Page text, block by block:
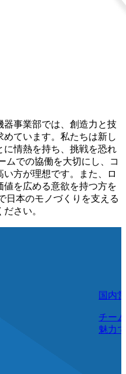
器事業部では、創造力と技
ています。私たちは新し
に情熱を持ち、挑戦を恐れ
ムでの協働を大切にし、コ
い方が理想です。また、ロ
を広める意欲を持つ方を
日本のモノづくりを支える
さい。
国内
チー
魅力